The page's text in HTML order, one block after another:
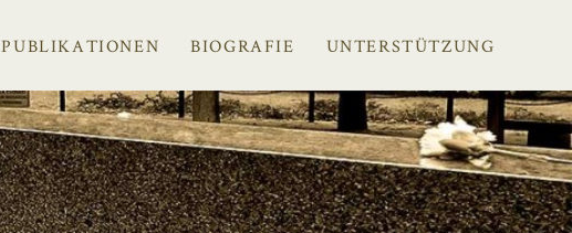
PUBLIKATIONEN BIOGRAFIE UNTERSTÜTZUNG